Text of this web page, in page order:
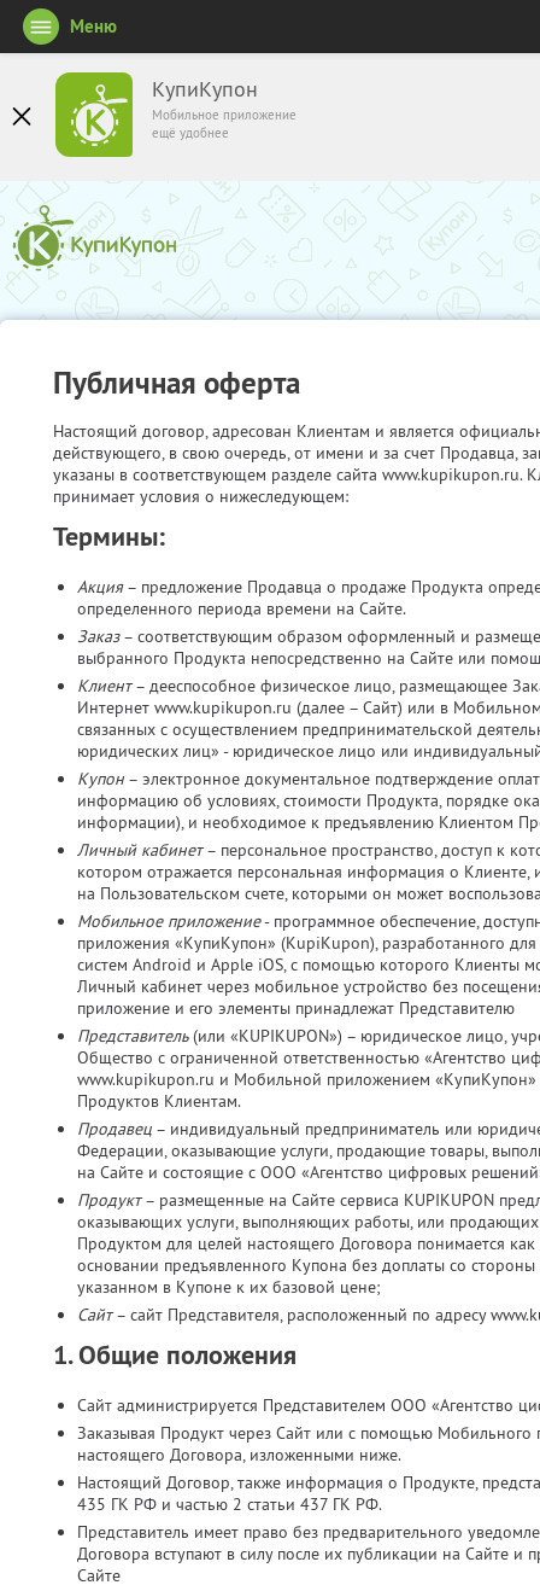
КупиКупон
Мобильное приложение
ещё удобнее
Меню
Публичная оферта
Настоящий договор, адресован Клиентам и является
действующего, в свою очередь, от имени и за счет Продавца,
указаны в соответствующем разделе сайта www.kupikupon.ru.
принимает условия о нижеследующем:
Термины:
Акция– предложение Продавца о продаже Продукта
определенного периода времени на Сайте.
Заказ– соответствующим образом оформленный и
выбранного Продукта непосредственно на Сайте или
Клиент– дееспособное физическое лицо, размещающее
Интернет www.kupikupon.ru (далее – Сайт) или в
связанных с осуществлением предпринимательской
юридических лиц» - юридическое лицо или
Купон – электронное документальное подтверждение
информацию об условиях, стоимости Продукта, порядке
информации), и необходимое к предъявлению Клиентом
Личный кабинет– персональное пространство, доступ к
котором отражается персональная информация о Клиенте,
на Пользовательском счете, которыми он может
Мобильное приложение- программное обеспечение,
приложения «КупиКупон» (KupiKupon), разработанного
систем Android и Apple iOS, с помощью которого Клиенты
Личный кабинет через мобильное устройство без
приложение и его элементы принадлежат Представителю
Представитель(или «KUPIKUPON») – юридическое лицо,
Общество с ограниченной ответственностью «Агентство
www.kupikupon.ru и Мобильной приложением
Продуктов Клиентам.
Продавец – индивидуальный предприниматель или
Федерации, оказывающие услуги, продающие товары,
на Сайте и состоящие с ООО «Агентство цифровых
Продукт– размещенные на Сайте сервиса KUPIKUPON
оказывающих услуги, выполняющих работы, или
Продуктом для целей настоящего Договора понимается
основании предъявленного Купона без доплаты со
указанном в Купоне к их базовой цене;
Сайт– сайт Представителя, расположенный по адресу
1. Общие положения
Сайт администрируется Представителем ООО «Агентство
Заказывая Продукт через Сайт или с помощью Мобильного
настоящего Договора, изложенными ниже.
Настоящий Договор, также информация о Продукте,
435 ГК РФ и частью 2 статьи 437 ГК РФ.
Представитель имеет право без предварительного
Договора вступают в силу после их публикации на Сайте
Сайте